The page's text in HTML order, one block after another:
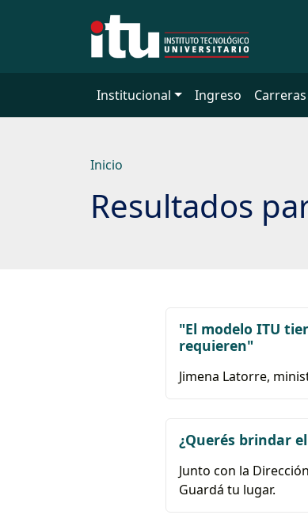
Institucional Ingreso Carreras
Inicio
Resultados
"El modelo ITU
requieren"
Jimena Latorre,
¿Querés brindar
Junto con la
Guardá tu lugar.